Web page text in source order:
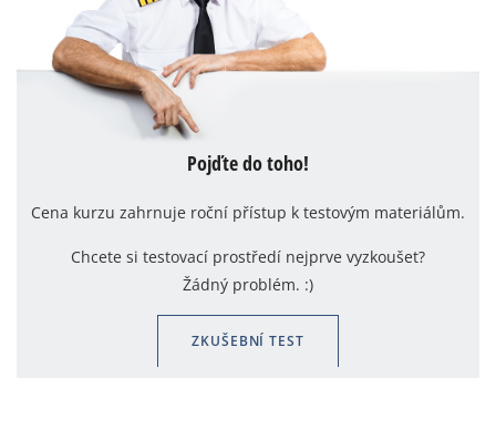
Pojďte do toho!
Cena kurzu zahrnuje roční přístup k testovým materiálům.
Chcete si testovací prostředí nejprve vyzkoušet?
Žádný problém. :)
ZKUŠEBNÍ TEST